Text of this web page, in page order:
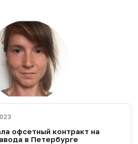
офсетный контракт на
в Петербурге